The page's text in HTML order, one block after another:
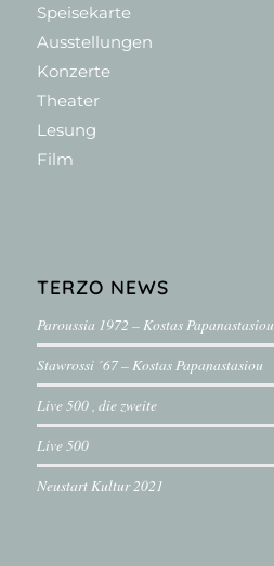
Speisekarte
Ausstellungen
Konzerte
Theater
Lesung
Film
TERZO NEWS
Paroussia 1972 – Kostas Papanastasiou
Stawrossi ´67 – Kostas Papanastasiou
Live 500 , die zweite
Live 500
Neustart Kultur 2021